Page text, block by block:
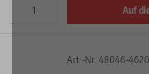
Auf
Art.-Nr. 48046-